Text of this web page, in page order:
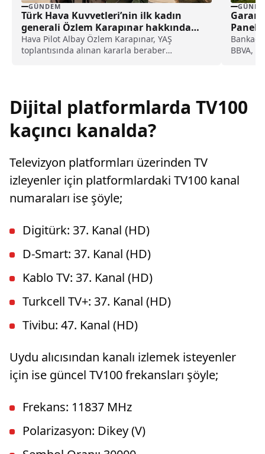
GÜNDEM
Türk Hava Kuvvetleri’nin ilk kadın
generali Özlem Karapınar hakkında
dikkat çeken detay ortaya çıktı
Hava Pilot Albay Özlem Karapınar, YAŞ
toplantısında alınan kararla beraber
BBVA,
Dijital platformlarda TV100
kaçıncı kanalda?
Televizyon platformları üzerinden TV
izleyenler için platformlardaki TV100 kanal
numaraları ise şöyle;
Digitürk: 37. Kanal (HD)
D-Smart: 37. Kanal (HD)
Kablo TV: 37. Kanal (HD)
Turkcell TV+: 37. Kanal (HD)
Tivibu: 47. Kanal (HD)
Uydu alıcısından kanalı izlemek isteyenler
için ise güncel TV100 frekansları şöyle;
Frekans: 11837 MHz
Polarizasyon: Dikey (V)